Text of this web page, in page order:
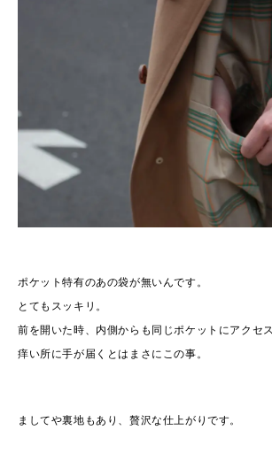
ポケット特有のあの袋が無いんです。
とてもスッキリ。
前を開いた時、内側からも同じポケットにアクセス
痒い所に手が届くとはまさにこの事。
ましてや裏地もあり、贅沢な仕上がりです。